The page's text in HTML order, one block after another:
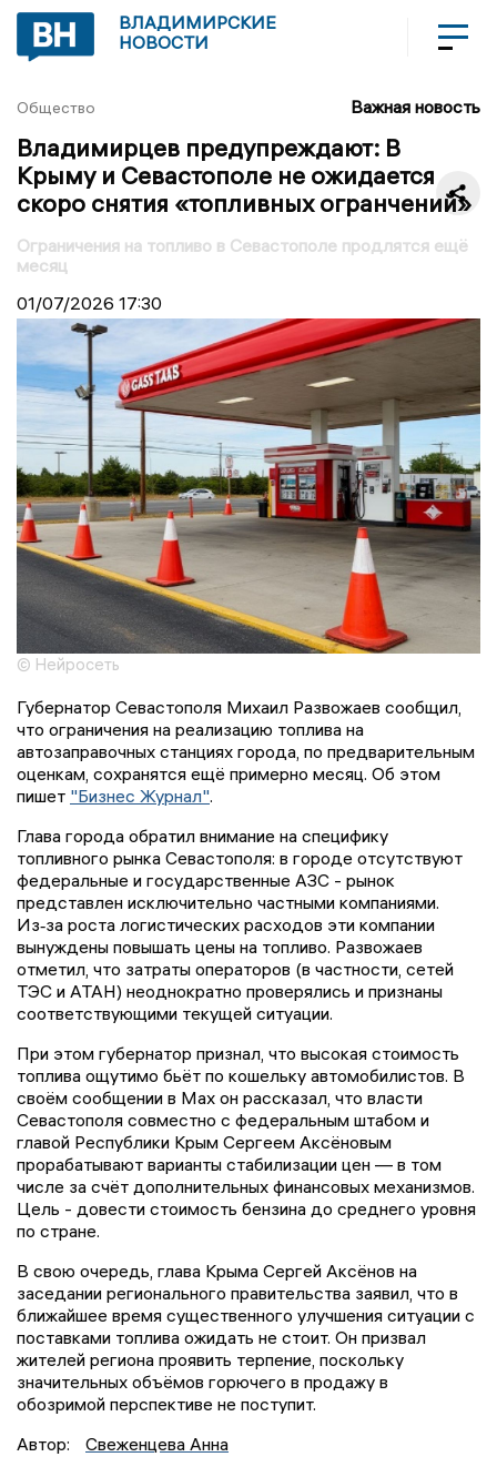
ВЛАДИМИРСКИЕ
НОВОСТИ
Общество Важная новость
Владимирцев предупреждают: В
Крыму и Севастополе не ожидается
скоро снятия «топливных огранчений»
Ограничения на топливо в Севастополе продлятся ещё
месяц
01/07/2026 17:30
© Нейросеть
Губернатор Севастополя Михаил Развожаев сообщил,
что ограничения на реализацию топлива на
автозаправочных станциях города, по предварительным
оценкам, сохранятся ещё примерно месяц. Об этом
пишет "Бизнес Журнал".
Глава города обратил внимание на специфику
топливного рынка Севастополя: в городе отсутствуют
федеральные и государственные АЗС - рынок
представлен исключительно частными компаниями.
Из‑за роста логистических расходов эти компании
вынуждены повышать цены на топливо. Развожаев
отметил, что затраты операторов (в частности, сетей
ТЭС и АТАН) неоднократно проверялись и признаны
соответствующими текущей ситуации.
При этом губернатор признал, что высокая стоимость
топлива ощутимо бьёт по кошельку автомобилистов. В
своём сообщении в Max он рассказал, что власти
Севастополя совместно с федеральным штабом и
главой Республики Крым Сергеем Аксёновым
прорабатывают варианты стабилизации цен — в том
числе за счёт дополнительных финансовых механизмов.
Цель - довести стоимость бензина до среднего уровня
по стране.
В свою очередь, глава Крыма Сергей Аксёнов на
заседании регионального правительства заявил, что в
ближайшее время существенного улучшения ситуации с
поставками топлива ожидать не стоит. Он призвал
жителей региона проявить терпение, поскольку
значительных объёмов горючего в продажу в
обозримой перспективе не поступит.
Автор:
Свеженцева Анна